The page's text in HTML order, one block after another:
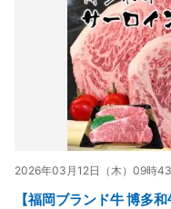
2026年03月12日（木）09時
【福岡ブランド牛 博多